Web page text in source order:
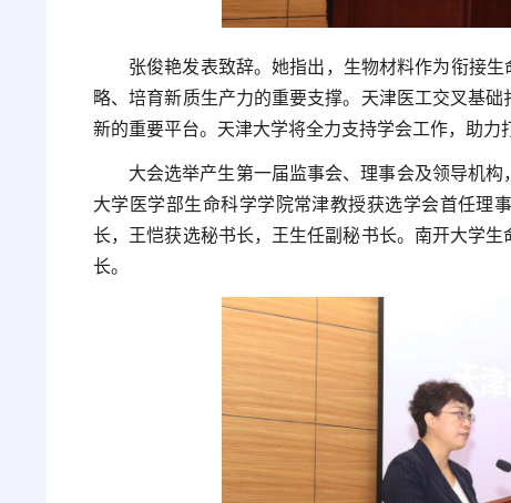
张俊艳发表致辞。她指出，生物材料作为衔接
略、培育新质生产力的重要支撑。天津医工交叉基
新的重要平台。天津大学将全力支持学会工作，助力
大会选举产生第一届监事会、理事会及领导机
大学医学部生命科学学院常津教授获选学会首任理
长，王恺获选秘书长，王生任副秘书长。南开大学
长。